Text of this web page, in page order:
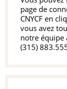
page de
CNYCF en
vous avez
notre équipe
(315)